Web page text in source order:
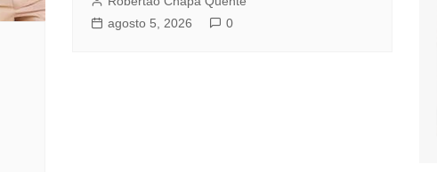
agosto 5, 2026
0